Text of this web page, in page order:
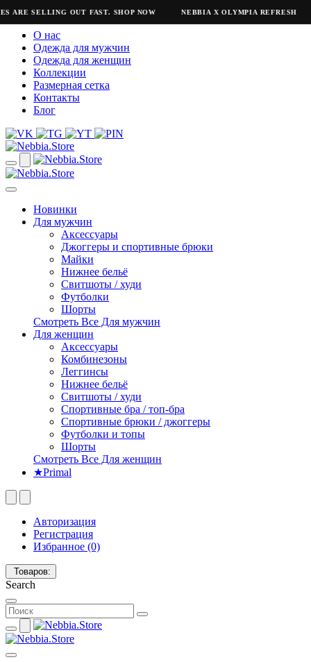
ARE SELLING OUT FAST. SHOP NOW NEBBIA X OLYMPIA REFRESH
О нас
Одежда для мужчин
Одежда для женщин
Коллекции
Размерная сетка
Контакты
Блог
Новинки
Для мужчин
Аксессуары
Джоггеры и спортивные брюки
Майки
Нижнее бельё
Свитшоты / худи
Футболки
Шорты
Смотреть Все Для мужчин
Для женщин
Аксессуары
Комбинезоны
Леггинсы
Нижнее бельё
Свитшоты / худи
Спортивные бра / топ-бра
Спортивные брюки / джоггеры
Футболки и топы
Шорты
Смотреть Все Для женщин
★Primal
Авторизация
Регистрация
Избранное (0)
Товаров:
Search